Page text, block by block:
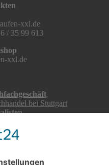
xxl.de
/ 35 99 613
xxl.de
bei Stuttgart
Säfte, Tiernahrung &
bestellen